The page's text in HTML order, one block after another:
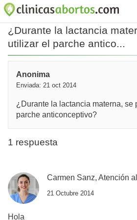
¿Durante la lactancia
utilizar el parche antico...
Anonima
Enviada: 21 oct 2014
¿Durante la lactancia materna, se
parche anticonceptivo?
1 respuesta
Carmen Sanz, Atención
21 Octubre 2014
Hola